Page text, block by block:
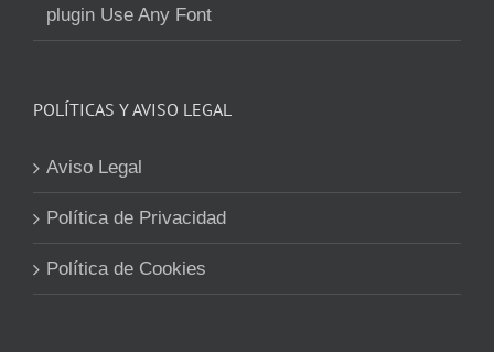
plugin Use Any Font
POLÍTICAS Y AVISO LEGAL
Aviso Legal
Política de Privacidad
Política de Cookies